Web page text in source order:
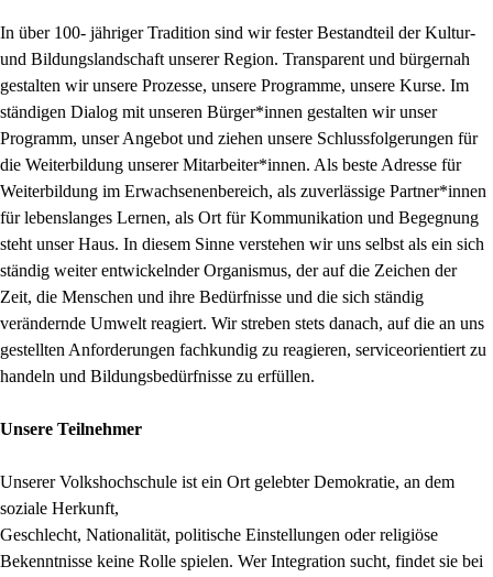
In über 100- jähriger Tradition sind wir fester Bestandteil der Kultur-
und Bildungslandschaft unserer Region. Transparent und bürgernah
gestalten wir unsere Prozesse, unsere Programme, unsere Kurse. Im
ständigen Dialog mit unseren Bürger*innen gestalten wir unser
Programm, unser Angebot und ziehen unsere Schlussfolgerungen für
die Weiterbildung unserer Mitarbeiter*innen. Als beste Adresse für
Weiterbildung im Erwachsenenbereich, als zuverlässige Partner*innen
für lebenslanges Lernen, als Ort für Kommunikation und Begegnung
steht unser Haus. In diesem Sinne verstehen wir uns selbst als ein sich
ständig weiter entwickelnder Organismus, der auf die Zeichen der
Zeit, die Menschen und ihre Bedürfnisse und die sich ständig
verändernde Umwelt reagiert. Wir streben stets danach, auf die an uns
gestellten Anforderungen fachkundig zu reagieren, serviceorientiert zu
handeln und Bildungsbedürfnisse zu erfüllen.
Unsere Teilnehmer
Unserer Volkshochschule ist ein Ort gelebter Demokratie, an dem
soziale Herkunft,
Geschlecht, Nationalität, politische Einstellungen oder religiöse
Bekenntnisse keine Rolle spielen. Wer Integration sucht, findet sie bei